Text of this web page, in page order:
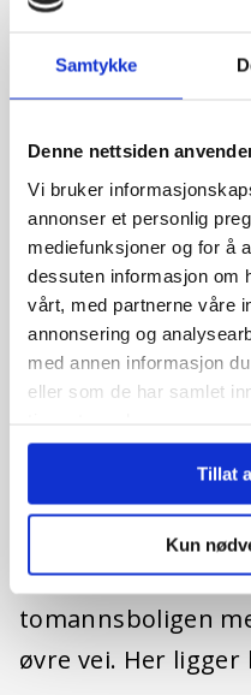
Samtykke
Denne nettsiden
Vi bruker
annonser et personlig
mediefunksjoner og for å
dessuten informasjon om
vårt, med partnerne våre
annonsering og
med annen informasjon
eller som de har samlet
Tillat
Kun
Lasteinveien 94, 4374
eneboliger,
tomannsboligen
øvre vei. Her